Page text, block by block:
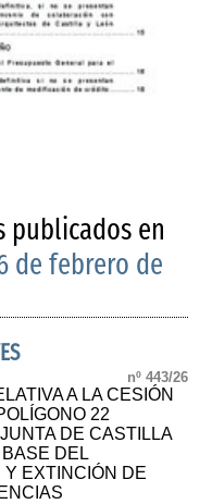
publicados en
de febrero de
nº 443/26
A LA CESIÓN
22
DE CASTILLA
DEL
EXTINCIÓN DE